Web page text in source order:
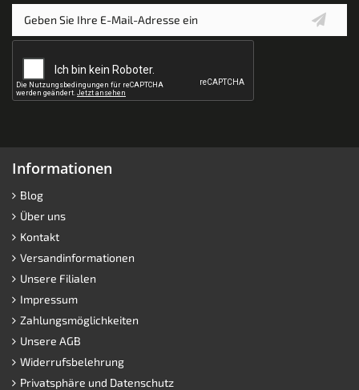
Informationen
Blog
Über uns
Kontakt
Versandinformationen
Unsere Filialen
Impressum
Zahlungsmöglichkeiten
Unsere AGB
Widerrufsbelehrung
Privatsphäre und Datenschutz